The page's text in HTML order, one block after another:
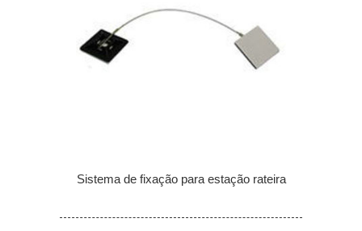
Sistema de fixação para estação rateira